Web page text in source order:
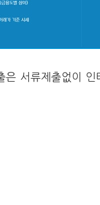
은 서류제출없이